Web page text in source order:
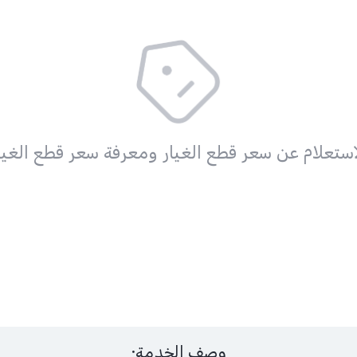
عن سعر قطع الغيار ومعرفة سعر قطع